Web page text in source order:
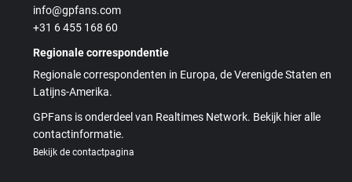
info@gpfans.com
+31 6 455 168 60
Regionale correspondentie
Regionale correspondenten in Europa, de Verenigde Staten en
Latijns-Amerika.
GPFans is onderdeel van Realtimes Network. Bekijk hier alle
contactinformatie.
Bekijk de contactpagina